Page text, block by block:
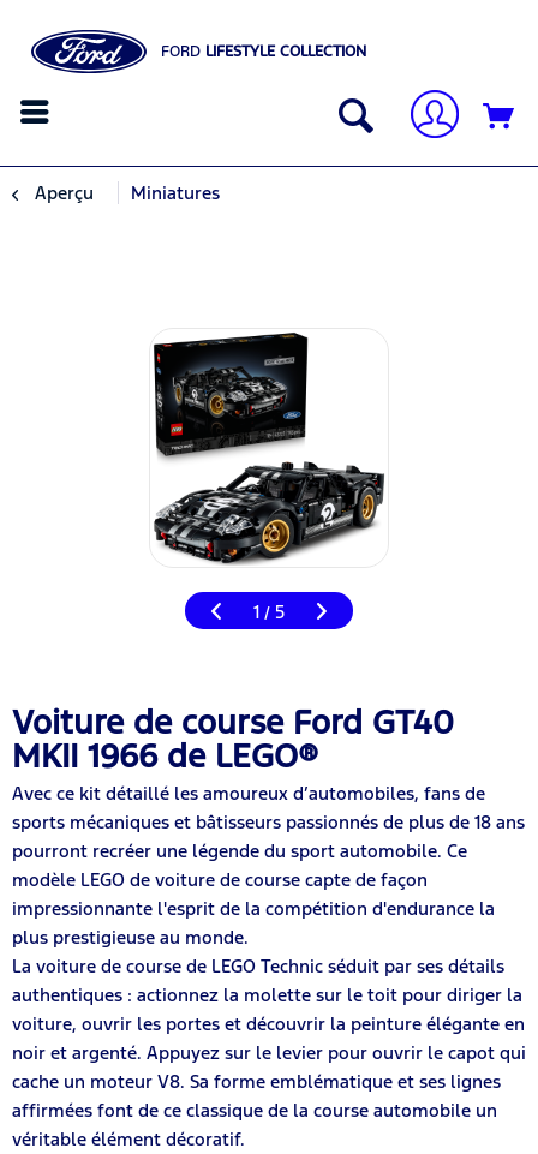
FORD LIFESTYLE COLLECTION
Aperçu Miniatures
1 / 5
Voiture de course Ford GT40
MKII 1966 de LEGO®
Avec ce kit détaillé les amoureux d’automobiles, fans de
sports mécaniques et bâtisseurs passionnés de plus de 18 ans
pourront recréer une légende du sport automobile. Ce
modèle LEGO de voiture de course capte de façon
impressionnante l'esprit de la compétition d'endurance la
plus prestigieuse au monde.
La voiture de course de LEGO Technic séduit par ses détails
authentiques : actionnez la molette sur le toit pour diriger la
voiture, ouvrir les portes et découvrir la peinture élégante en
noir et argenté. Appuyez sur le levier pour ouvrir le capot qui
cache un moteur V8. Sa forme emblématique et ses lignes
affirmées font de ce classique de la course automobile un
véritable élément décoratif.